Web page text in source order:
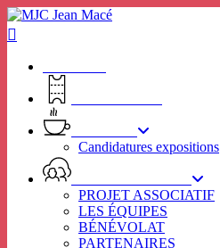
Skip
to
main
content
Candidatures expositions
PROJET ASSOCIATIF
LES ÉQUIPES
BÉNÉVOLAT
PARTENAIRES